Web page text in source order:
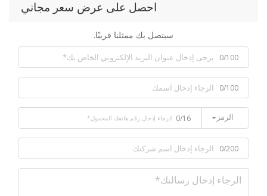
احصل على عرض سعر مجاني
سيتصل بك ممثلنا قريبًا.
0/16